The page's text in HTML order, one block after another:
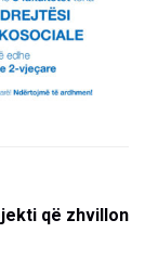
që zhvillon